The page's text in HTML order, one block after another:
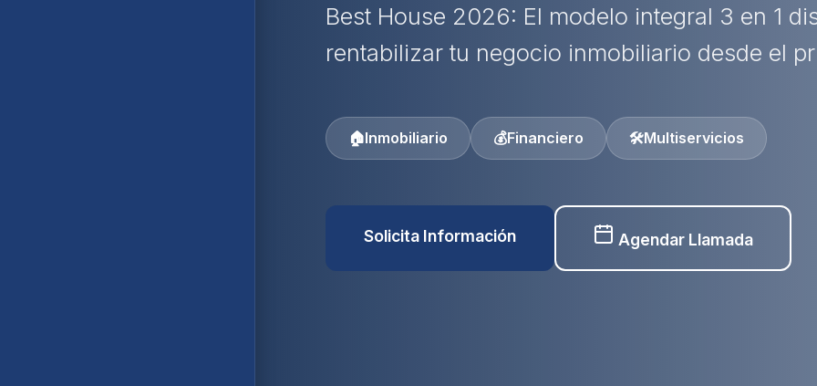
Best House 2026: El modelo integral 3 en 1
rentabilizar tu negocio inmobiliario desde el
🏠Inmobiliario 💰Financiero 🛠️Multiservicios
Solicita Información Agendar Llamada